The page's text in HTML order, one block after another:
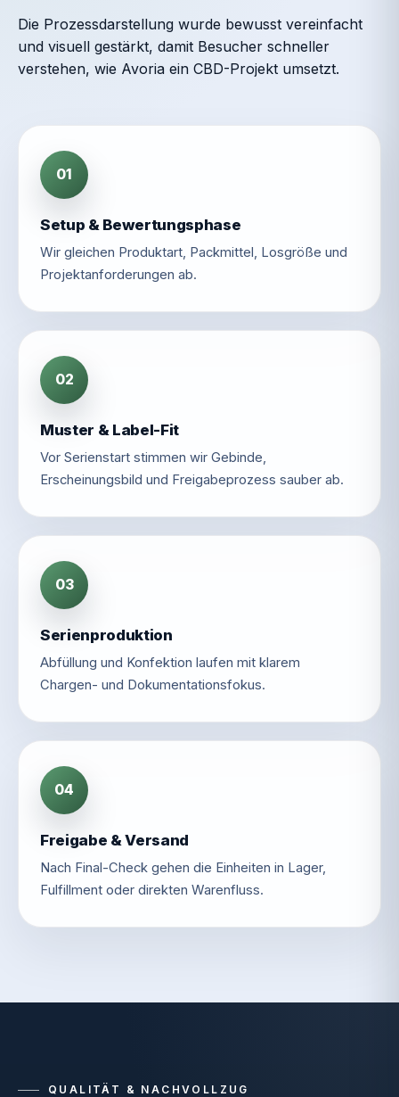
Die Prozessdarstellung wurde bewusst vereinfacht
und visuell gestärkt, damit Besucher schneller
verstehen, wie Avoria ein CBD-Projekt umsetzt.
01
Setup & Bewertungsphase
Wir gleichen Produktart, Packmittel, Losgröße und
Projektanforderungen ab.
02
Muster & Label-Fit
Vor Serienstart stimmen wir Gebinde,
Erscheinungsbild und Freigabeprozess sauber ab.
03
Serienproduktion
Abfüllung und Konfektion laufen mit klarem
Chargen- und Dokumentationsfokus.
04
Freigabe & Versand
Nach Final-Check gehen die Einheiten in Lager,
Fulfillment oder direkten Warenfluss.
QUALITÄT & NACHVOLLZUG